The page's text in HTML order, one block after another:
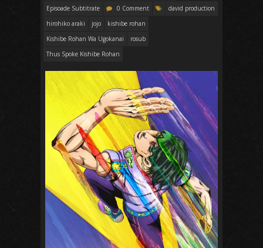
Episoade Subtitrate
0 Comment
david production
hirohiko araki
jojo
kishibe rohan
Kishibe Rohan Wa Ugokanai
rosub
Thus Spoke Kishibe Rohan